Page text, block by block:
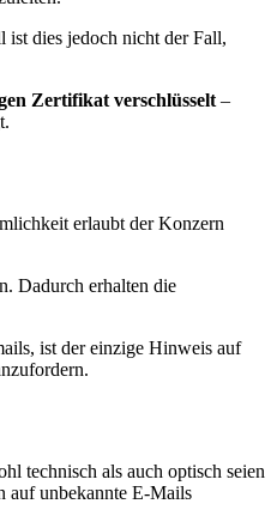
ist dies jedoch nicht der Fall,
Zertifikat verschlüsselt–
erlaubt der Konzern
Dadurch erhalten die
ist der einzige Hinweis auf
technisch als auch optisch seien
auf unbekannte E-Mails